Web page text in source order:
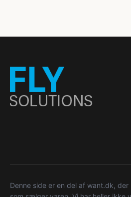
Denne side er en del af want.dk,